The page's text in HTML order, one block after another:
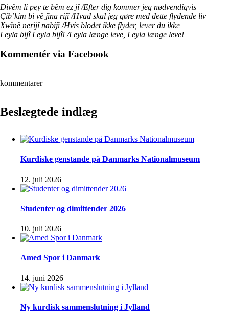
Divêm li pey te bêm ez jî /Efter dig kommer jeg nødvendigvis
Çib’kim bi vê jîna rijî /Hvad skal jeg gøre med dette flydende liv
Xwînê nerijî nabijî /Hvis blodet ikke flyder, lever du ikke
Leyla bijî Leyla bijî! /Leyla længe leve, Leyla længe leve!
Kommentér via Facebook
kommentarer
Beslægtede indlæg
Kurdiske genstande på Danmarks Nationalmuseum
12. juli 2026
Studenter og dimittender 2026
10. juli 2026
Amed Spor i Danmark
14. juni 2026
Ny kurdisk sammenslutning i Jylland